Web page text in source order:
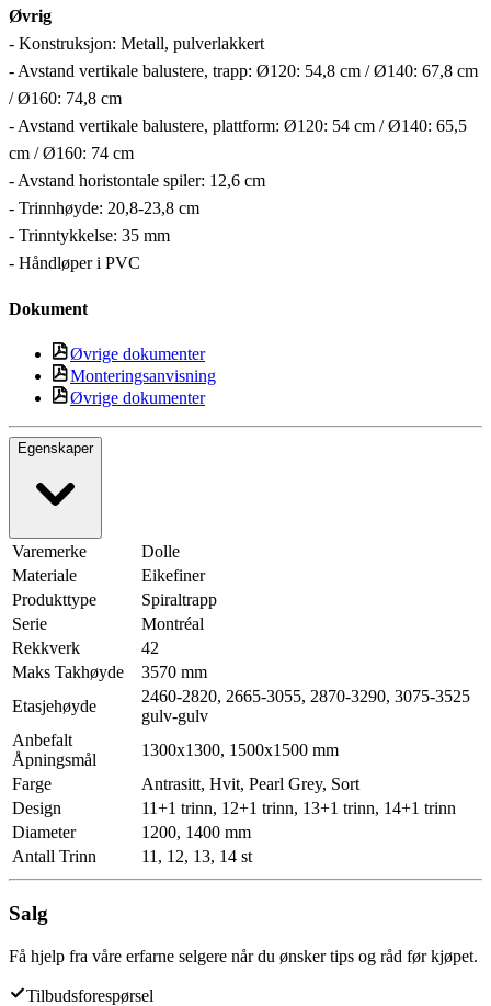
Øvrig
- Konstruksjon: Metall, pulverlakkert
- Avstand vertikale balustere, trapp: Ø120: 54,8 cm / Ø140: 67,8 cm
/ Ø160: 74,8 cm
- Avstand vertikale balustere, plattform: Ø120: 54 cm / Ø140: 65,5
cm / Ø160: 74 cm
- Avstand horistontale spiler: 12,6 cm
- Trinnhøyde: 20,8-23,8 cm
- Trinntykkelse: 35 mm
- Håndløper i PVC
Dokument
Øvrige dokumenter
Monteringsanvisning
Øvrige dokumenter
Egenskaper
Varemerke
Dolle
Materiale
Eikefiner
Produkttype
Spiraltrapp
Serie
Montréal
Rekkverk
42
Maks Takhøyde
3570 mm
Etasjehøyde
2460-2820, 2665-3055, 2870-3290, 3075-3525
gulv-gulv
Anbefalt
Åpningsmål
1300x1300, 1500x1500 mm
Farge
Antrasitt, Hvit, Pearl Grey, Sort
Design
11+1 trinn, 12+1 trinn, 13+1 trinn, 14+1 trinn
Diameter
1200, 1400 mm
Antall Trinn
11, 12, 13, 14 st
Salg
Få hjelp fra våre erfarne selgere når du ønsker tips og råd før kjøpet.
Tilbudsforespørsel